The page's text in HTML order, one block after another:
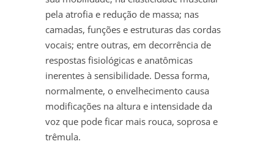
pela atrofia e redução de massa; nas
camadas, funções e estruturas das cordas
vocais; entre outras, em decorrência de
respostas fisiológicas e anatômicas
inerentes à sensibilidade. Dessa forma,
normalmente, o envelhecimento causa
modificações na altura e intensidade da
voz que pode ficar mais rouca, soprosa e
trêmula.